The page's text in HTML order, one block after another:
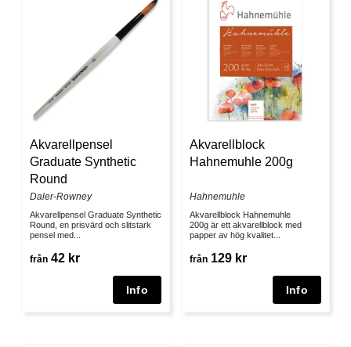
Akvarellpensel
Graduate Synthetic
Round
Daler-Rowney
Akvarellpensel Graduate Synthetic
Round, en prisvärd och slitstark
pensel med...
från 42 kr
Akvarellblock
Hahnemuhle 200g
Hahnemuhle
Akvarellblock Hahnemuhle
200g är ett akvarellblock med
papper av hög kvalitet...
från 129 kr